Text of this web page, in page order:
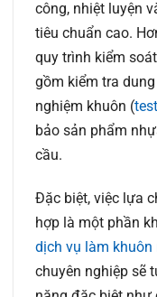
công, nhiệt luyện
tiêu chuẩn cao.
quy trình kiểm
gồm kiểm tra
nghiệm khuôn (
bảo sản phẩm
cầu.
Đặc biệt, việc lựa
hợp là một phần
dịch vụ làm
chuyên nghiệp sẽ